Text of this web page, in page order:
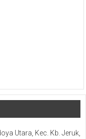
Utara, Kec. Kb. Jeruk,